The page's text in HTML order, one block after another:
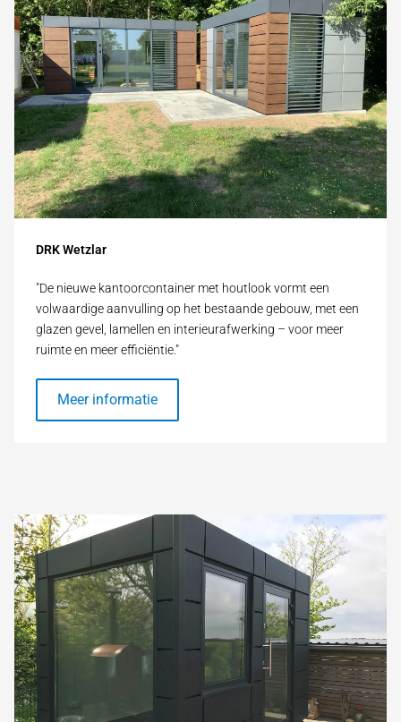
DRK Wetzlar
"De nieuwe kantoorcontainer met houtlook vormt een
volwaardige aanvulling op het bestaande gebouw, met een
glazen gevel, lamellen en interieurafwerking – voor meer
ruimte en meer efficiëntie."
Meer informatie